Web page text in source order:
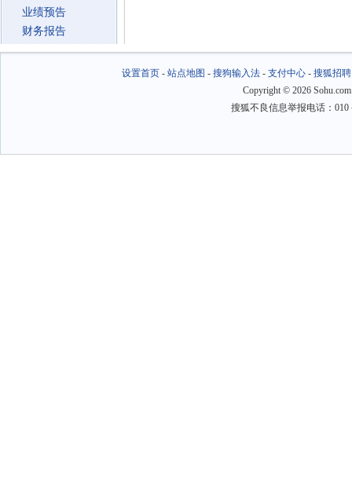
业绩预告
财务报告
设置首页- 站点地图 - 搜狗输入法- 支付中心- 搜狐招聘
Copyright © 2026
搜狐不良信息举报电话：010